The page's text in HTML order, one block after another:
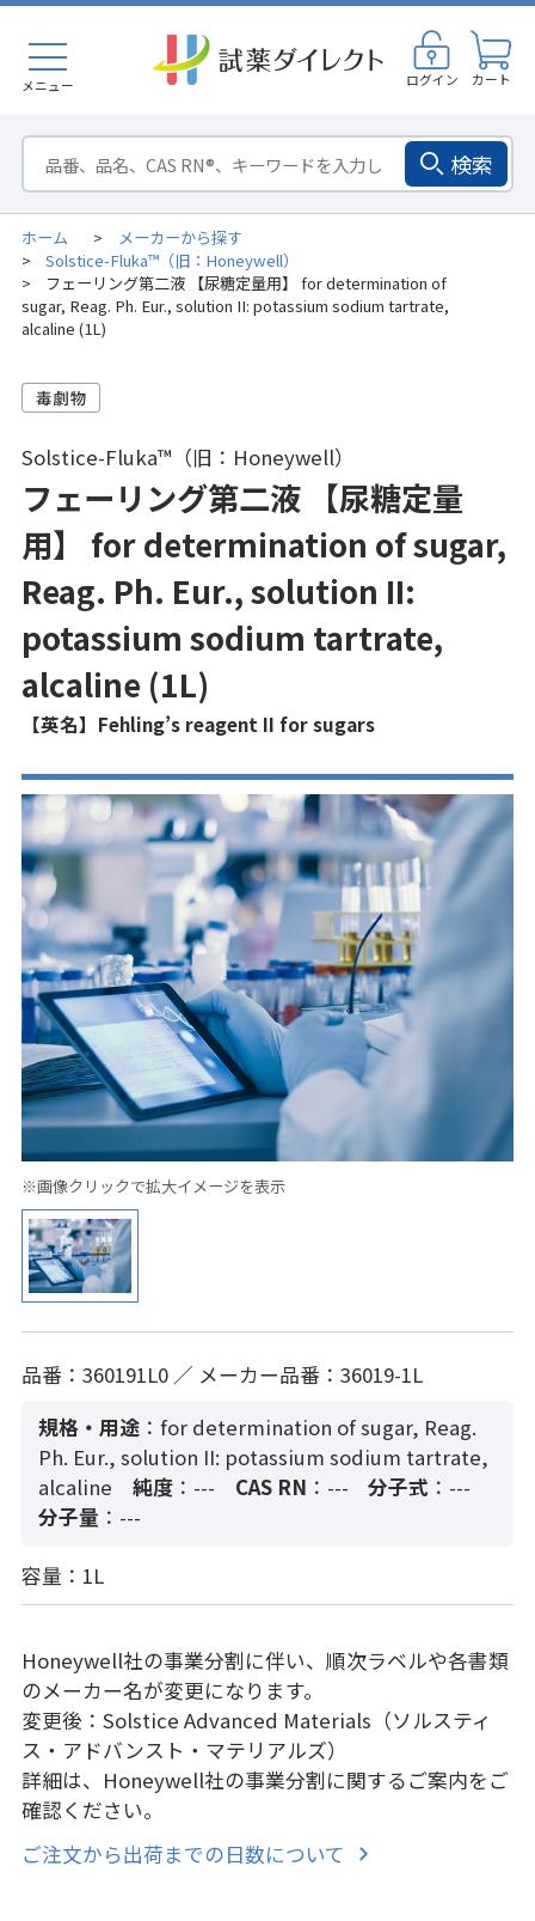
メニュー ログイン カート
検索
ホーム > メーカーから探す
> Solstice-Fluka™（旧：Honeywell）
>
フェーリング第二液 【尿糖定量用】 for determination of
sugar, Reag. Ph. Eur., solution II: potassium sodium tartrate,
alcaline (1L)
Solstice-Fluka™（旧：Honeywell）
フェーリング第二液 【尿糖定量
用】 for determination of sugar,
Reag. Ph. Eur., solution II:
potassium sodium tartrate,
alcaline (1L)
【英名】Fehling’s reagent II for sugars
※画像クリックで拡大イメージを表示
品番：360191L0 ／ メーカー品番：36019-1L
規格・用途 ：for determination of sugar, Reag.
Ph. Eur., solution II: potassium sodium tartrate,
alcaline
純度：--- CAS RN ：--- 分子式 ：---
分子量 ：---
容量：1L
Honeywell社の事業分割に伴い、順次ラベルや各書類
のメーカー名が変更になります。
変更後：Solstice Advanced Materials（ソルスティ
ス・アドバンスト・マテリアルズ）
詳細は、Honeywell社の事業分割に関するご案内をご
確認ください。
ご注文から出荷までの日数について